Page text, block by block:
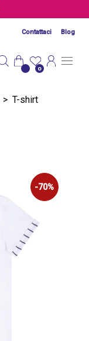
Contattaci Blog
0
> T-shirt
-70%